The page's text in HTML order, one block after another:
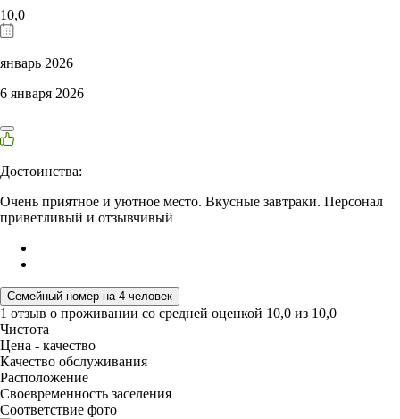
10,0
январь 2026
6 января 2026
Достоинства:
Очень приятное и уютное место. Вкусные завтраки. Персонал
приветливый и отзывчивый
Семейный номер на 4 человек
1 отзыв о проживании со средней оценкой 10,0 из 10,0
Чистота
Цена - качество
Качество обслуживания
Расположение
Своевременность заселения
Соответствие фото